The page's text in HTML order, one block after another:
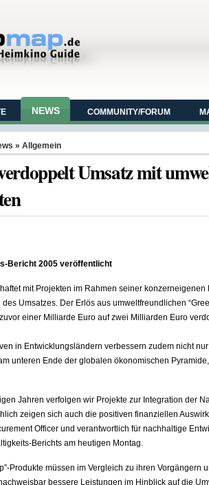
NEWS COMMUNITY/FORUM
» Allgemein
Umsatz mit
Bericht 2005 veröffentlicht
mit Projekten im Rahmen seiner
Umsatzes. Der Erlös aus umweltfreundlichen
einer Milliarde Euro auf zwei Milliarden Euro
in Entwicklungsländern verbessern zudem nicht
unteren Ende der globalen ökonomischen
Jahren verfolgen wir Projekte zur Integration der
zeigen sich auch die positiven finanziellen
Officer und verantwortlich für nachhaltige
Berichts am heutigen Montag.
Produkte müssen im Vergleich zu ihren Vorgängern
bessere Leistungen im Hinblick auf die